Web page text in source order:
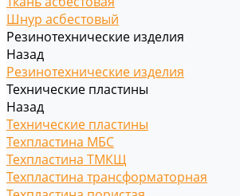
Шнур асбестовый
Резинотехнические изделия
Назад
Резинотехнические изделия
Технические пластины
Назад
Технические пластины
Техпластина МБС
Техпластина ТМКЩ
Техпластина трансформаторная